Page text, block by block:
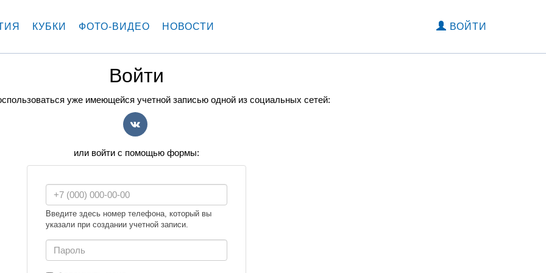
КУБКИ ФОТО-ВИДЕО НОВОСТИ ВОЙТИ
Войти
уже имеющейся учетной записью одной из социальных сетей:
или войти с помощью формы:
Введите здесь номер телефона, который вы
указали при создании учетной записи.